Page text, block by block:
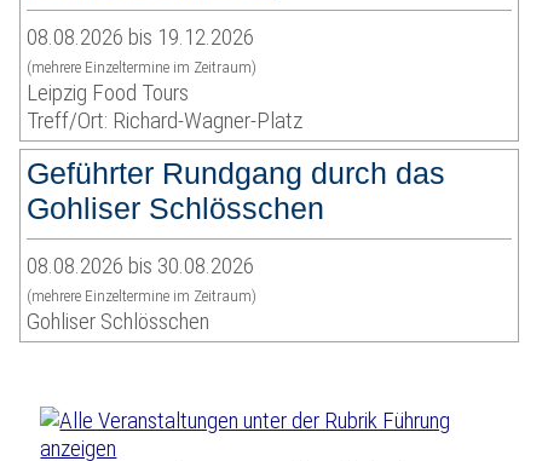
08.08.2026 bis 19.12.2026
(mehrere Einzeltermine im Zeitraum)
Leipzig Food Tours
Treff/Ort: Richard-Wagner-Platz
Geführter Rundgang durch das
Gohliser Schlösschen
08.08.2026 bis 30.08.2026
(mehrere Einzeltermine im Zeitraum)
Gohliser Schlösschen